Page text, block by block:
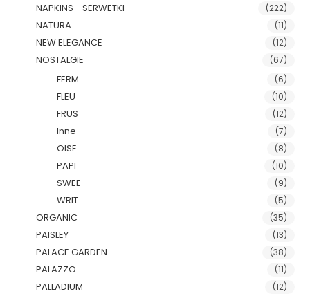
NAPKINS - SERWETKI (222)
NATURA (11)
NEW ELEGANCE (12)
NOSTALGIE (67)
FERM (6)
FLEU (10)
FRUS (12)
Inne (7)
OISE (8)
PAPI (10)
SWEE (9)
WRIT (5)
ORGANIC (35)
PAISLEY (13)
PALACE GARDEN (38)
PALAZZO (11)
PALLADIUM (12)